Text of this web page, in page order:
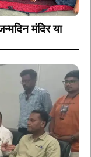
मंदिर या